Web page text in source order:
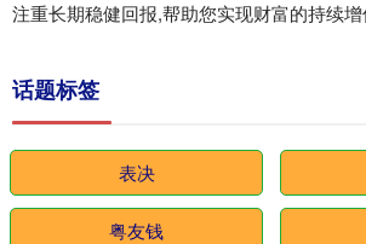
注重长期稳健回报,帮助您实现财富的持续增
话题标签
表决
粤友钱